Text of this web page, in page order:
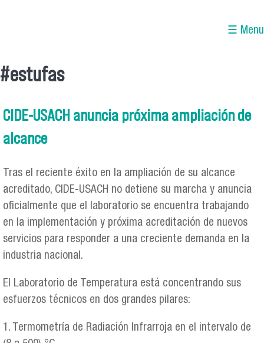
☰ Menu
#estufas
CIDE-USACH anuncia próxima ampliación de
alcance
Tras el reciente éxito en la ampliación de su alcance
acreditado, CIDE-USACH no detiene su marcha y anuncia
oficialmente que el laboratorio se encuentra trabajando
en la implementación y próxima acreditación de nuevos
servicios para responder a una creciente demanda en la
industria nacional.
El Laboratorio de Temperatura está concentrando sus
esfuerzos técnicos en dos grandes pilares:
1. Termometría de Radiación Infrarroja en el intervalo de